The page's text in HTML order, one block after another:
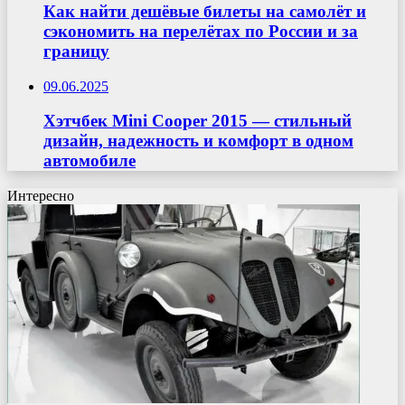
Как найти дешёвые билеты на самолёт и
сэкономить на перелётах по России и за
границу
09.06.2025
Хэтчбек Mini Cooper 2015 — стильный
дизайн, надежность и комфорт в одном
автомобиле
Интересно